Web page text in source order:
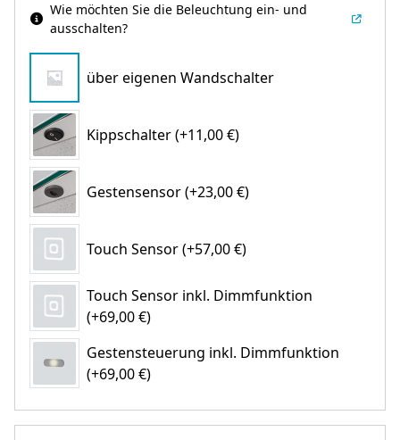
Wie möchten Sie die Beleuchtung ein- und
ausschalten?
über eigenen Wandschalter
Kippschalter (+11,00 €)
Gestensensor (+23,00 €)
Touch Sensor (+57,00 €)
Touch Sensor inkl. Dimmfunktion
(+69,00 €)
Gestensteuerung inkl. Dimmfunktion
(+69,00 €)